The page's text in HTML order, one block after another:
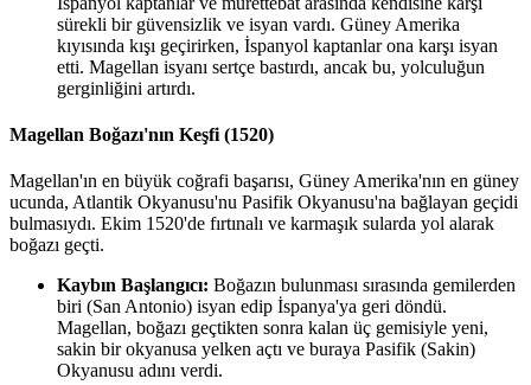
sürekli bir güvensizlik ve isyan vardı. Güney Amerika
kıyısında kışı geçirirken, İspanyol kaptanlar ona karşı isyan
etti. Magellan isyanı sertçe bastırdı, ancak bu, yolculuğun
gerginliğini artırdı.
Magellan Boğazı'nın Keşfi (1520)
Magellan'ın en büyük coğrafi başarısı, Güney Amerika'nın en güney
ucunda, Atlantik Okyanusu'nu Pasifik Okyanusu'na bağlayan geçidi
bulmasıydı. Ekim 1520'de fırtınalı ve karmaşık sularda yol alarak
boğazı geçti.
Kaybın Başlangıcı: Boğazın bulunması sırasında gemilerden
biri (San Antonio) isyan edip İspanya'ya geri döndü.
Magellan, boğazı geçtikten sonra kalan üç gemisiyle yeni,
sakin bir okyanusa yelken açtı ve buraya Pasifik (Sakin)
Okyanusu adını verdi.